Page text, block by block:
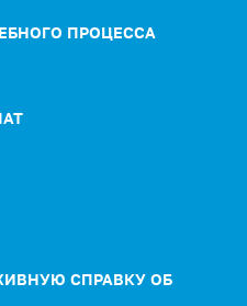
ПРОЦЕССА
СПРАВКУ ОБ